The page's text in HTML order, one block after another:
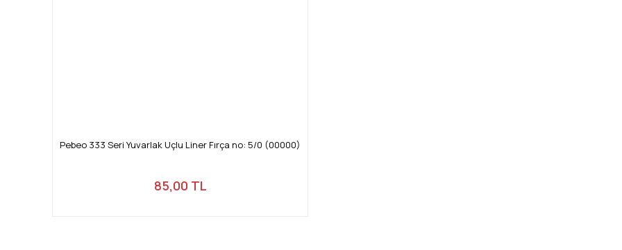
Pebeo 333 Seri Yuvarlak Uçlu Liner Fırça no: 5/0 (00000)
85,00 TL